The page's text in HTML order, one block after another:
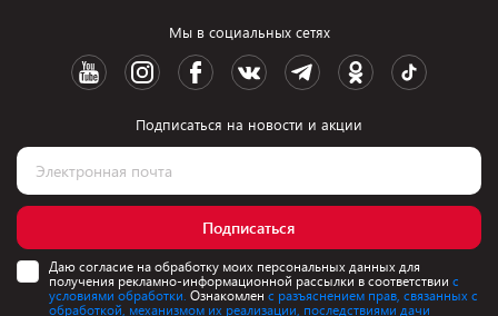
Мы в социальных сетях
Подписаться на новости и акции
Подписаться
Даю согласие на обработку моих персональных данных для
получения рекламно-информационной рассылки в соответствии с
условиями обработки. Ознакомлен с разъяснением прав, связанных с
обработкой, механизмом их реализации, последствиями дачи